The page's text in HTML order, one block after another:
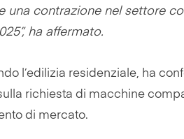
una contrazione nel settore
ha affermato.
l’edilizia residenziale, ha
richiesta di macchine
di mercato.